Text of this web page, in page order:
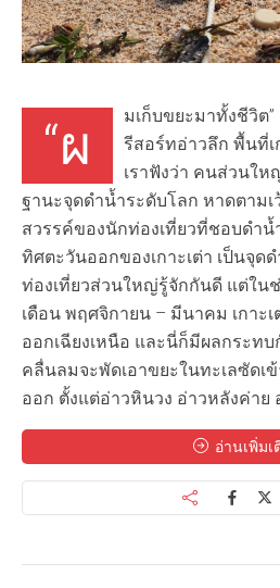
“ผ
มเก็บขยะมาทั้งชีวิต
รีสอร์ทอ่าวลึก พื้นที่เ
เราฟังว่า คนส่วนให
ฐานะจุดดำน้ำระดับโลก หาดตามเ
สวรรค์ของนักท่องเที่ยวที่ชอบดำน้
ทิศตะวันออกของเกาะเต่า เป็นจุ
ท่องเที่ยวส่วนใหญ่รู้จักกันดี แต่ใน
เดือน พฤศจิกายน – มีนาคม เกาะ
ออกเฉียงเหนือ และนี่ก็มีผลกระทบ
คลื่นลมจะพัดเอาขยะในทะเลซัดเ
ออก ตั้งแต่อ่าวหินวง อ่าวหลังค่าย
อ่านเพิ่มเ